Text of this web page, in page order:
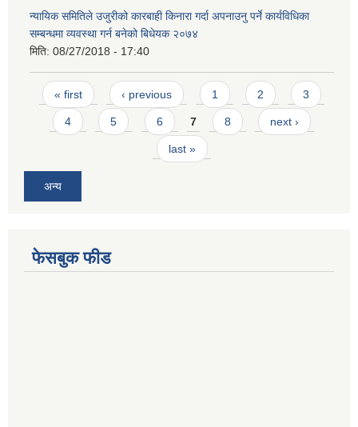
न्यायिक समितिले उजुरीको कारबाही किनारा गर्दा अपनाउनु पर्ने कार्यविधिका
सम्बन्धमा व्यवस्था गर्न बनेको बिधेयक २०७४
मिति: 08/27/2018 - 17:40
Pages
« first ‹ previous 1 2 3
4 5 6 7 8 next ›
last »
अन्य
फेसबुक फीड